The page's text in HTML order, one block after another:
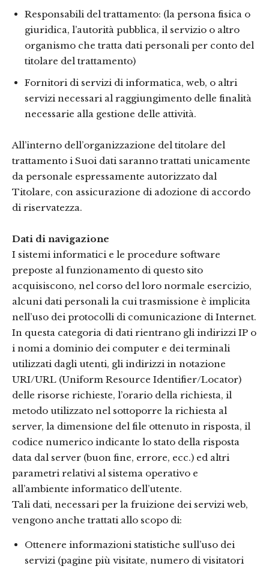
Responsabili del trattamento: (la persona fisica o
giuridica, l’autorità pubblica, il servizio o altro
organismo che tratta dati personali per conto del
titolare del trattamento)
Fornitori di servizi di informatica, web, o altri
servizi necessari al raggiungimento delle finalità
necessarie alla gestione delle attività.
All’interno dell’organizzazione del titolare del
trattamento i Suoi dati saranno trattati unicamente
da personale espressamente autorizzato dal
Titolare, con assicurazione di adozione di accordo
di riservatezza.
Dati di navigazione
I sistemi informatici e le procedure software
preposte al funzionamento di questo sito
acquisiscono, nel corso del loro normale esercizio,
alcuni dati personali la cui trasmissione è implicita
nell’uso dei protocolli di comunicazione di Internet.
In questa categoria di dati rientrano gli indirizzi IP o
i nomi a dominio dei computer e dei terminali
utilizzati dagli utenti, gli indirizzi in notazione
URI/URL (Uniform Resource Identifier/Locator)
delle risorse richieste, l’orario della richiesta, il
metodo utilizzato nel sottoporre la richiesta al
server, la dimensione del file ottenuto in risposta, il
codice numerico indicante lo stato della risposta
data dal server (buon fine, errore, ecc.) ed altri
parametri relativi al sistema operativo e
all’ambiente informatico dell’utente.
Tali dati, necessari per la fruizione dei servizi web,
vengono anche trattati allo scopo di:
Ottenere informazioni statistiche sull’uso dei
servizi (pagine più visitate, numero di visitatori